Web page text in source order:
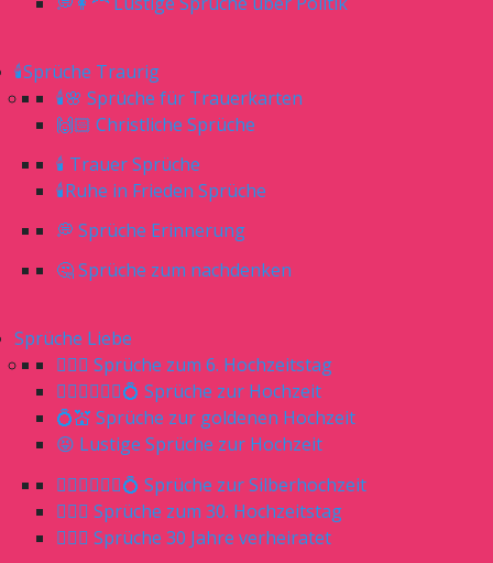
🕯Sprüche Traurig
🕯🌸 Sprüche für Trauerkarten
🙌🏻 Christliche Sprüche
🕯 Trauer Sprüche
🕯Ruhe in Frieden Sprüche
💭 Sprüche Erinnerung
🤔 Sprüche zum nachdenken
Sprüche Liebe
👰🏼‍♀️ Sprüche zum 6. Hochzeitstag
👰🏼‍♀️🤵🏼‍♂️💍 Sprüche zur Hochzeit
💍💒 Sprüche zur goldenen Hochzeit
😝 Lustige Sprüche zur Hochzeit
👰🏼‍♀️🤵🏼‍♂️💍 Sprüche zur Silberhochzeit
👰🏼‍♀️ Sprüche zum 30. Hochzeitstag
🤷🏼‍♀️ Sprüche 30 Jahre verheiratet